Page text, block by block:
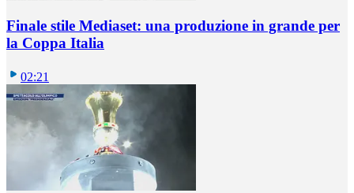
Finale stile Mediaset: una produzione in grande per
la Coppa Italia
02:21